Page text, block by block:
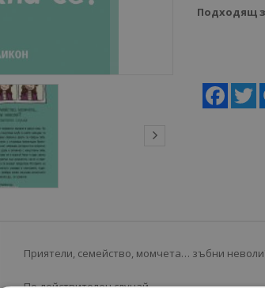
Подходящ
Приятели, семейство, момчета… зъбни